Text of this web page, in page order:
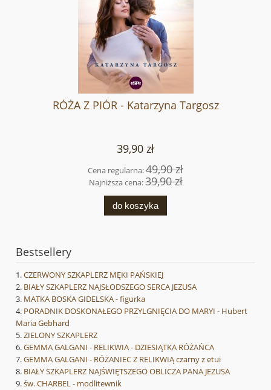
RÓŻA Z PIÓR - Katarzyna Targosz
39,90 zł
Cena regularna:49,90 zł
Najniższa cena:39,90 zł
do koszyka
Bestsellery
CZERWONY SZKAPLERZ MĘKI PAŃSKIEJ
BIAŁY SZKAPLERZ NAJSŁODSZEGO SERCA JEZUSA
MATKA BOSKA GIDELSKA - figurka
PORADNIK DOSKONAŁEGO PRZYLGNIĘCIA DO MARYI - Hubert
Maria Gebhard
ZIELONY SZKAPLERZ
GEMMA GALGANI - RELIKWIA - DZIESIĄTKA RÓŻAŃCA
GEMMA GALGANI - RÓŻANIEC Z RELIKWIĄ czarny z etui
BIAŁY SZKAPLERZ NAJŚWIĘTSZEGO OBLICZA PANA JEZUSA
św. CHARBEL - modlitewnik